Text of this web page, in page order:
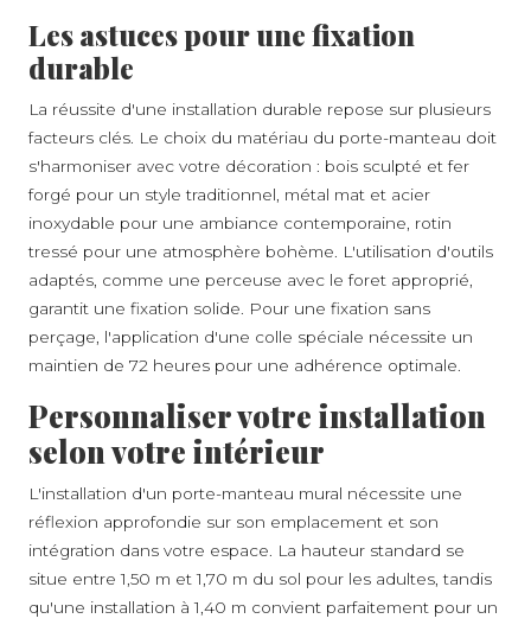
Les astuces pour une fixation
durable
La réussite d'une installation durable repose sur plusieurs
facteurs clés. Le choix du matériau du porte-manteau doit
s'harmoniser avec votre décoration : bois sculpté et fer
forgé pour un style traditionnel, métal mat et acier
inoxydable pour une ambiance contemporaine, rotin
tressé pour une atmosphère bohème. L'utilisation d'outils
adaptés, comme une perceuse avec le foret approprié,
garantit une fixation solide. Pour une fixation sans
perçage, l'application d'une colle spéciale nécessite un
maintien de 72 heures pour une adhérence optimale.
Personnaliser votre installation
selon votre intérieur
L'installation d'un porte-manteau mural nécessite une
réflexion approfondie sur son emplacement et son
intégration dans votre espace. La hauteur standard se
situe entre 1,50 m et 1,70 m du sol pour les adultes, tandis
qu'une installation à 1,40 m convient parfaitement pour un